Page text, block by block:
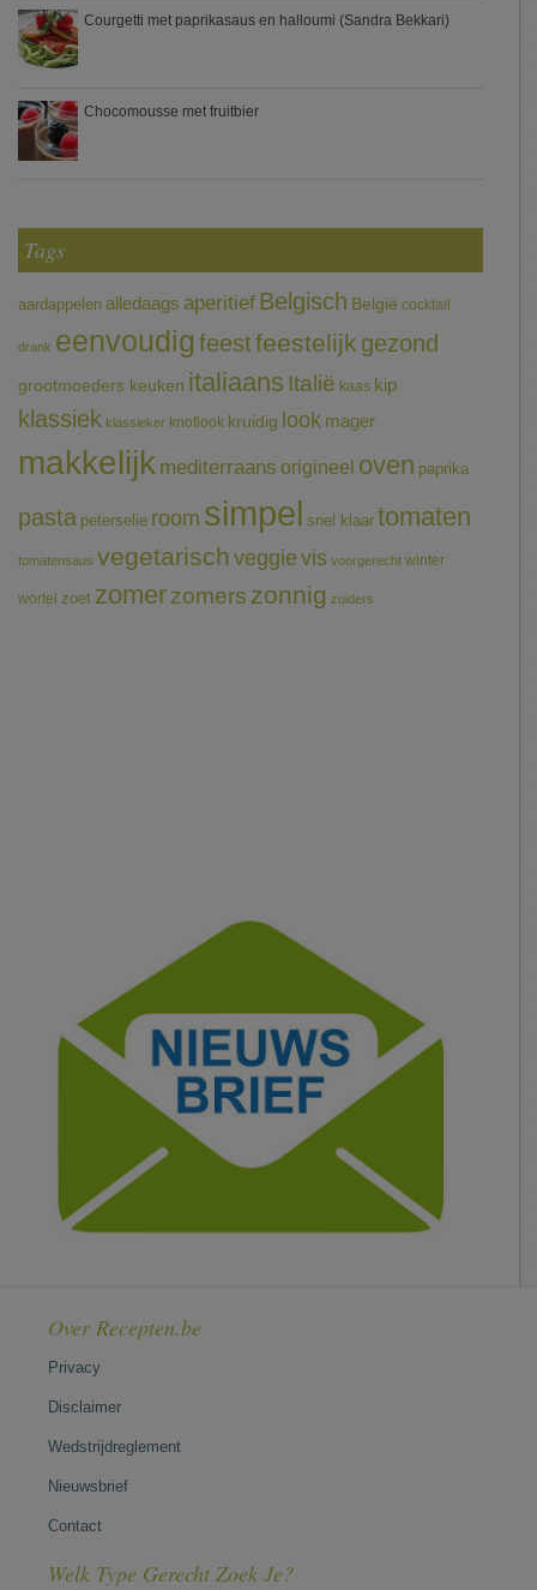
Courgetti met paprikasaus en halloumi (Sandra Bekkari)
Chocomousse met fruitbier
Tags
aardappelen alledaags aperitief Belgisch België cocktail
drank eenvoudigfeestfeestelijk gezond
grootmoeders keuken italiaans Italië kaas kip
klassiek klassieker knoflook kruidig look mager
makkelijk mediterraans origineel oven paprika
pasta peterselie room simpel snel klaar tomaten
tomatensaus vegetarischveggie vis voorgerecht winter
wortel zoet zomerzomers zonnig zuiders
Over Recepten.be
Privacy
Disclaimer
Wedstrijdreglement
Nieuwsbrief
Contact
Welk Type Gerecht Zoek Je?